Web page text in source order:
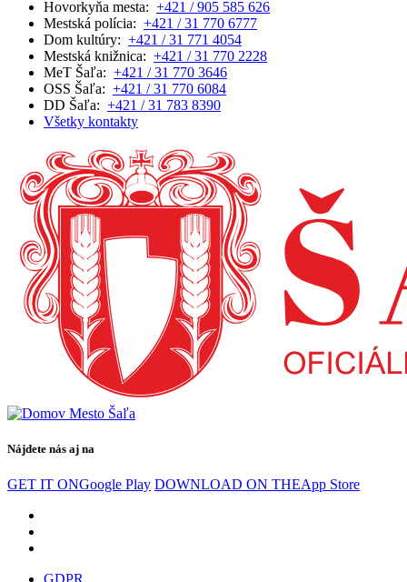
Hovorkyňa mesta: +421 / 905 585 626
Mestská polícia: +421 / 31 770 6777
Dom kultúry: +421 / 31 771 4054
Mestská knižnica: +421 / 31 770 2228
MeT Šaľa: +421 / 31 770 3646
OSS Šaľa: +421 / 31 770 6084
DD Šaľa: +421 / 31 783 8390
Všetky kontakty
Nájdete nás aj na
GET IT ONGoogle Play DOWNLOAD ON THEApp Store